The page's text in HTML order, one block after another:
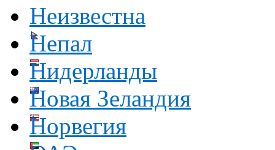
Неизвестна
Непал
Нидерланды
Новая Зеландия
Норвегия